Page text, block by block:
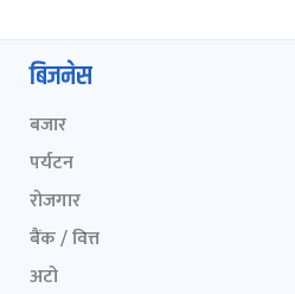
बिजनेस
बजार
पर्यटन
रोजगार
बैंक / वित्त
अटो